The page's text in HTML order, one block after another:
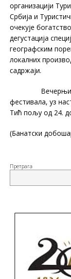
организацији
Србија и
очекује
дегустација
географским
локалних
садржаји.
Вечерњи
фестивала, уз
Тић пољу од 24.
(Банатски
Претрага